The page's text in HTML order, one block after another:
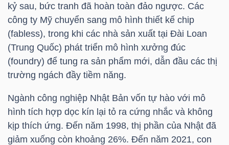
kỷ sau, bức tranh đã hoàn toàn đảo ngược. Các
công ty Mỹ chuyển sang mô hình thiết kế chip
(fabless), trong khi các nhà sản xuất tại Đài Loan
(Trung Quốc) phát triển mô hình xưởng đúc
(foundry) để tung ra sản phẩm mới, dẫn đầu các thị
trường ngách đầy tiềm năng.
Ngành công nghiệp Nhật Bản vốn tự hào với mô
hình tích hợp dọc kín lại tỏ ra cứng nhắc và không
kịp thích ứng. Đến năm 1998, thị phần của Nhật đã
giảm xuống còn khoảng 26%. Đến năm 2021, con
TRUY
XUẤT
DỮ
LIỆU
Ngành
(-)
SECTOR